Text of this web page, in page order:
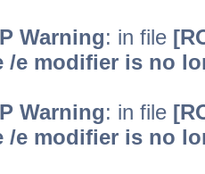
Warning: in file
/e modifier is no
Warning: in file
/e modifier is no